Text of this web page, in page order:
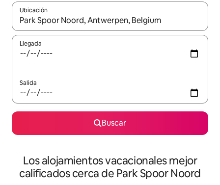
Ubicación
Cuando los resultados estén disponibles, podrás navegar
Llegada
Salida
Buscar
Los alojamientos vacacionales mejor
calificados cerca de Park Spoor Noord